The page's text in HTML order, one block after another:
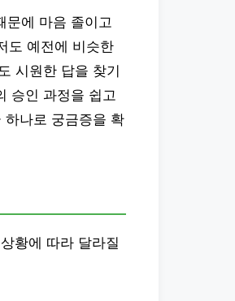
문에 마음 졸이고
도 예전에 비슷한
시원한 답을 찾기
승인 과정을 쉽고
하나로 궁금증을 확
황에 따라 달라질